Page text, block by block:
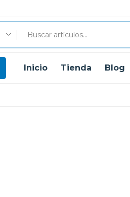
Inicio Tienda Blog